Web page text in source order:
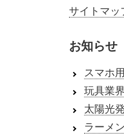
サイトマッ
お知らせ
スマホ
玩具業
太陽光
ラーメ